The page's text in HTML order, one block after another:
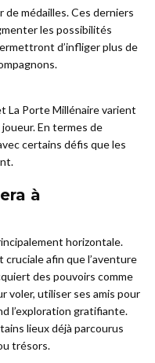
médailles. Ces derniers
les possibilités
d’infliger plus de
La Porte Millénaire varient
En termes de
certains défis que les
à
horizontale.
cruciale afin que l’aventure
des pouvoirs comme
voler, utiliser ses amis pour
l’exploration gratifiante.
lieux déjà parcourus
trésors.